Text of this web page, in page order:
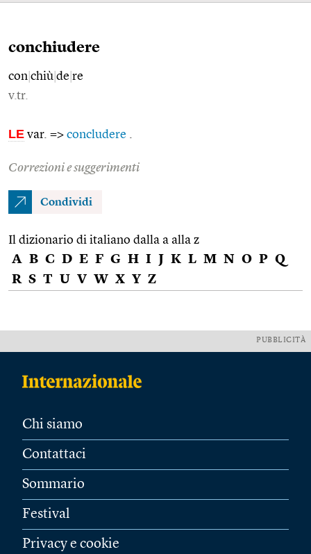
conchiudere
con chiù de re
v.tr.
LE var. => concludere
Correzioni e suggerimenti
Condividi
Il dizionario di italiano dalla a alla z
A B C D E F G H I J K L M N O P Q
R S T U V W X Y Z
PUBBLICITÀ
Chi siamo
Contattaci
Sommario
Festival
Privacy e cookie